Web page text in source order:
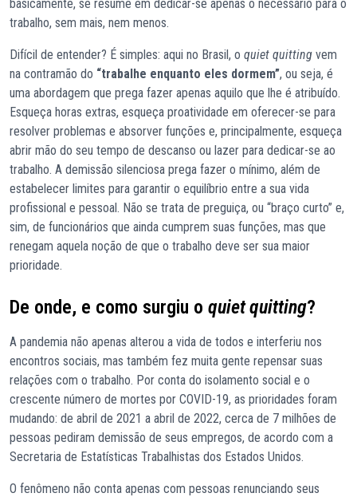
basicamente, se resume em dedicar-se apenas o necessário para o
trabalho, sem mais, nem menos.
Difícil de entender? É simples: aqui no Brasil, o quiet quitting vem
na contramão do “trabalhe enquanto eles dormem”, ou seja, é
uma abordagem que prega fazer apenas aquilo que lhe é atribuído.
Esqueça horas extras, esqueça proatividade em oferecer-se para
resolver problemas e absorver funções e, principalmente, esqueça
abrir mão do seu tempo de descanso ou lazer para dedicar-se ao
trabalho. A demissão silenciosa prega fazer o mínimo, além de
estabelecer limites para garantir o equilíbrio entre a sua vida
profissional e pessoal. Não se trata de preguiça, ou “braço curto” e,
sim, de funcionários que ainda cumprem suas funções, mas que
renegam aquela noção de que o trabalho deve ser sua maior
prioridade.
De onde, e como surgiu o quiet quitting?
A pandemia não apenas alterou a vida de todos e interferiu nos
encontros sociais, mas também fez muita gente repensar suas
relações com o trabalho. Por conta do isolamento social e o
crescente número de mortes por COVID-19, as prioridades foram
mudando: de abril de 2021 a abril de 2022, cerca de 7 milhões de
pessoas pediram demissão de seus empregos, de acordo com a
Secretaria de Estatísticas Trabalhistas dos Estados Unidos.
O fenômeno não conta apenas com pessoas renunciando seus